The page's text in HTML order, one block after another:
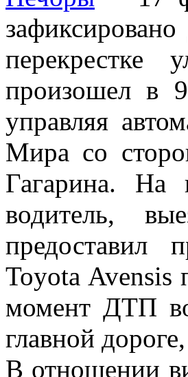
произошел в
управляя
Мира со
Гагарина. На
водитель,
предоставил
Toyota Avensis
момент ДТП
главной
В отношении